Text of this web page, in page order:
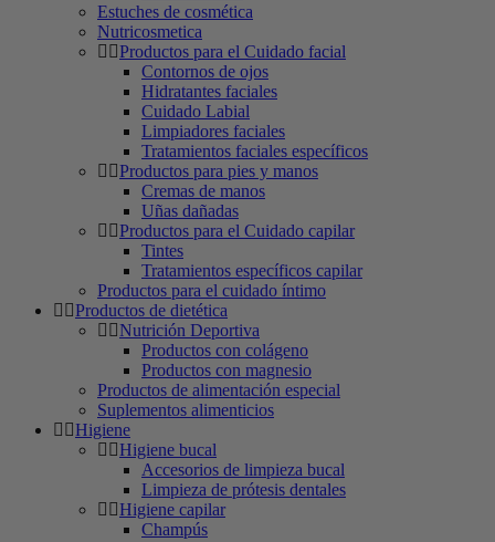
Estuches de cosmética
Nutricosmetica
Productos para el Cuidado facial
Contornos de ojos
Hidratantes faciales
Cuidado Labial
Limpiadores faciales
Tratamientos faciales específicos
Productos para pies y manos
Cremas de manos
Uñas dañadas
Productos para el Cuidado capilar
Tintes
Tratamientos específicos capilar
Productos para el cuidado íntimo
Productos de dietética
Nutrición Deportiva
Productos con colágeno
Productos con magnesio
Productos de alimentación especial
Suplementos alimenticios
Higiene
Higiene bucal
Accesorios de limpieza bucal
Limpieza de prótesis dentales
Higiene capilar
Champús